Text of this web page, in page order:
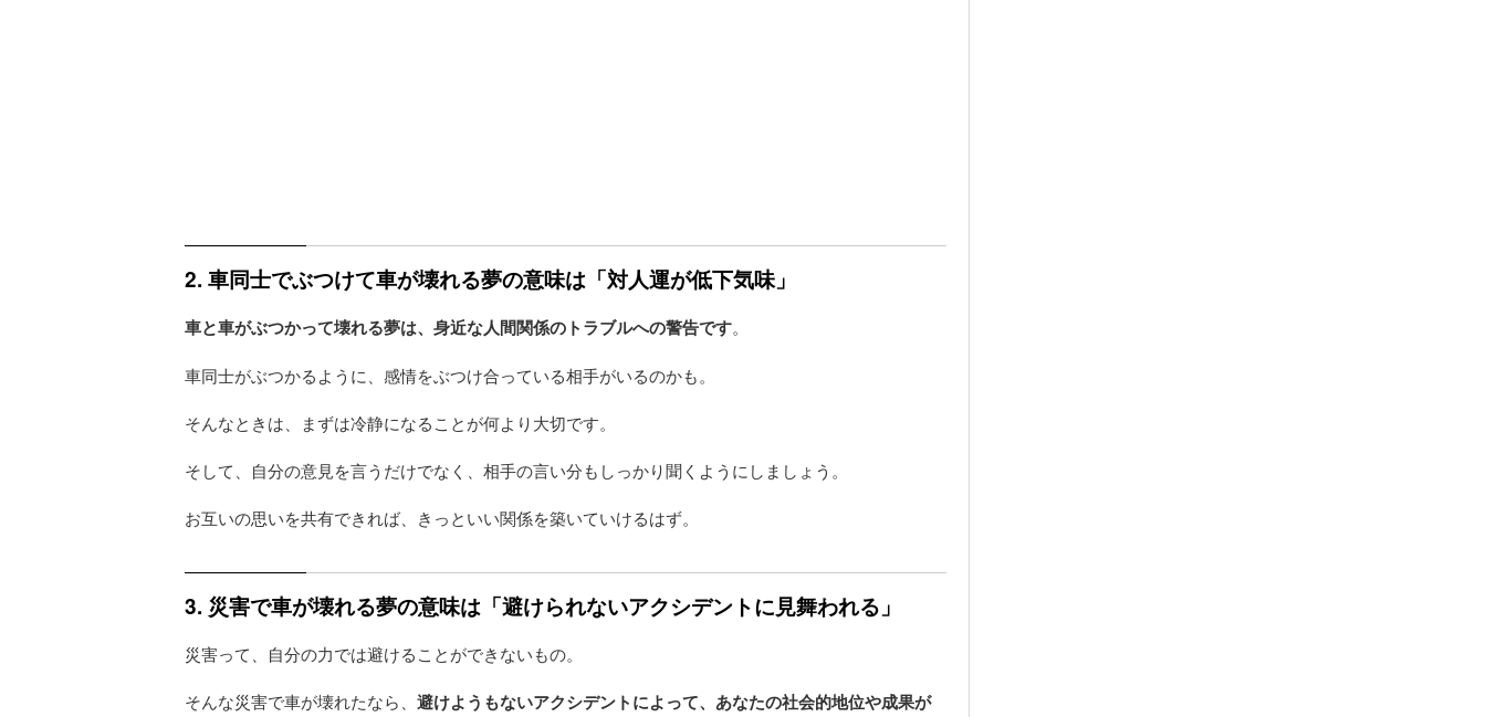
2. 車同士でぶつけて車が壊れる夢の意味は「対人運が低下気味」
車と車がぶつかって壊れる夢は、身近な人間関係のトラブルへの警告です。
車同士がぶつかるように、感情をぶつけ合っている相手がいるのかも。
そんなときは、まずは冷静になることが何より大切です。
そして、自分の意見を言うだけでなく、相手の言い分もしっかり聞くようにしましょう。
お互いの思いを共有できれば、きっといい関係を築いていけるはず。
3. 災害で車が壊れる夢の意味は「避けられないアクシデントに見舞われる」
災害って、自分の力では避けることができないもの。
そんな災害で車が壊れたなら、 避けようもないアクシデントによって、あなたの社会的地位や成果が